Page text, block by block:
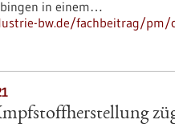
in einem…
bw.de/fachbeitrag/pm/